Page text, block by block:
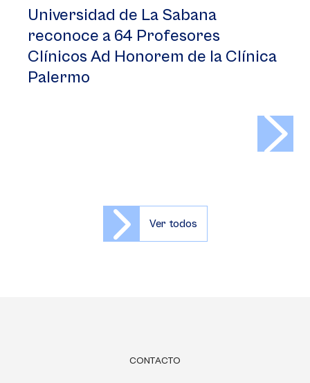
Universidad de La Sabana
reconoce a 64 Profesores
Clínicos Ad Honorem de la Clínica
Palermo
Ver todos
CONTACTO